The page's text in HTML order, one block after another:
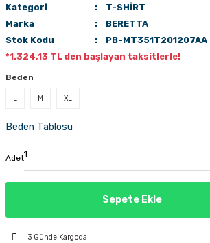
Kategori
T-SHİRT
Marka
BERETTA
Stok Kodu
PB-MT351T201207AA
*1.324,13 TL den başlayan taksitlerle!
Beden
L M XL
Beden Tablosu
Adet
Sepete Ekle
3 Günde Kargoda